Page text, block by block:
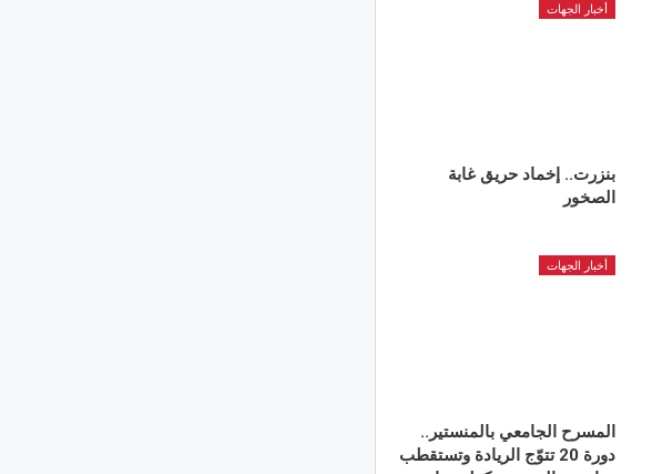
أخبار الجهات
بنزرت.. إخماد حريق غابة
الصخور
أخبار الجهات
المسرح الجامعي بالمنستير..
دورة 20 تتوّج الريادة وتستقطب